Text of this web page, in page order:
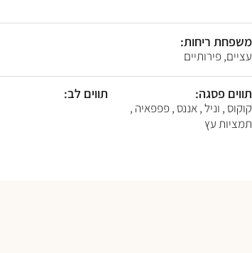
משפחת ריחות:
עציים, פירותיים
תווים פסגה:
קוקוס , וניל , אננס , פפפאיה ,
תמציות עץ
תווים לב: